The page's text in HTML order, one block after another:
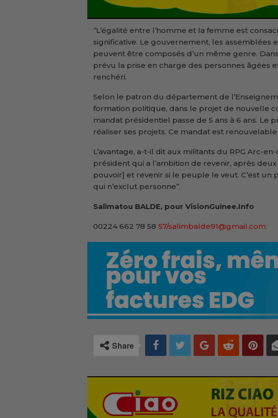
‘’L’égalité entre l’homme et la femme est
significative. Le gouvernement, les assemblées
peuvent être composés d’un même genre.
prévu la prise en charge des personnes âgées et
renchéri.
Selon le patron du département de
formation politique, dans le projet de nouvelle
mandat présidentiel passe de 5 ans à 6 ans. Le
réaliser ses projets. Ce mandat est renouvelable
L’avantage, a-t-il dit aux militants du RPG Arc-en-
président qui a l’ambition de revenir, après
pouvoir] et revenir si le peuple le veut. C’est
qui n’exclut personne’’.
Salimatou BALDE, pour VisionGuinee.Info
00224 662 78 58 57/salimbalde91@gmail.com
Share